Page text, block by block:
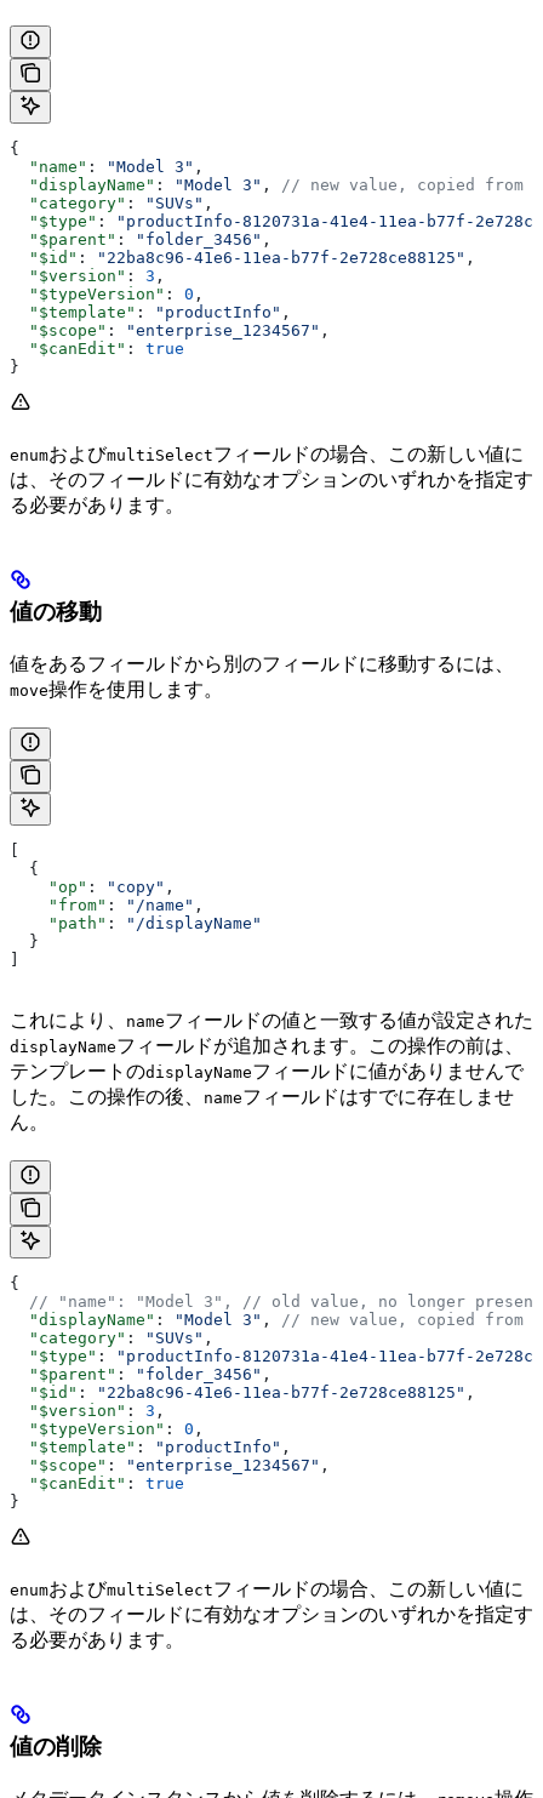
{
  "name"
: "Model 3" ,
  "displayName"
: "Model 3" , // new value, copied from
  "category"
: "SUVs" ,
  "$type"
:
"productInfo-8120731a-41e4-11ea-b77f-
  "$parent"
: "folder_3456" ,
  "$id"
: "22ba8c96-41e6-11ea-b77f-2e728ce88125" ,
  "$version"
: 3 ,
  "$typeVersion"
: 0 ,
  "$template"
: "productInfo" ,
  "$scope"
: "enterprise_1234567" ,
  "$canEdit"
: true
}
enumおよびmultiSelectフィールドの場合、この新しい値に
は、そのフィールドに有効なオプションのいずれかを指定す
る必要があります。
値の移動
値をあるフィールドから別のフィールドに移動するには、
move操作を使用します。
  {
    "op"
: "copy" ,
    "from"
: "/name" ,
    "path"
:
"/displayName"
  }
これにより、 nameフィールドの値と一致する値が設定された
displayNameフィールドが追加されます。この操作の前は、
テンプレートのdisplayNameフィールドに値がありませんで
した。この操作の後、
nameフィールドはすでに存在しませ
ん。
{
  // "name": "Model 3",
// old value, no longer present
  "displayName"
: "Model 3" ,
// new value, copied from
  "category"
: "SUVs" ,
  "$type"
:
"productInfo-8120731a-41e4-11ea-b77f-
  "$parent"
: "folder_3456" ,
  "$id"
: "22ba8c96-41e6-11ea-b77f-2e728ce88125" ,
  "$version"
: 3 ,
  "$typeVersion"
: 0 ,
  "$template"
: "productInfo" ,
  "$scope"
: "enterprise_1234567" ,
  "$canEdit"
: true
}
enumおよびmultiSelectフィールドの場合、この新しい値に
は、そのフィールドに有効なオプションのいずれかを指定す
る必要があります。
値の削除